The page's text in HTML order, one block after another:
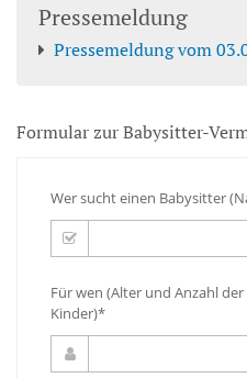
Pressemeldung
Pressemeldung vom
Formular zur Babysitter-
Wer sucht einen Babysitter
Für wen (Alter und Anzahl
Kinder)*